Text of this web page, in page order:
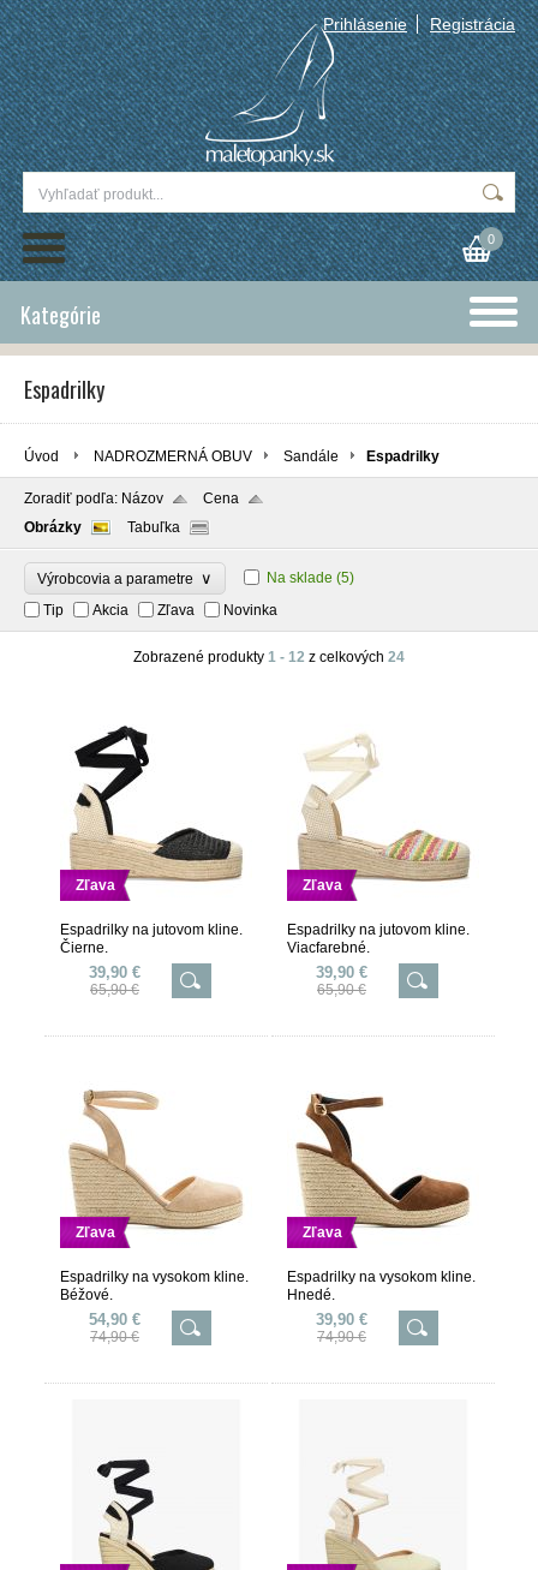
Prihlásenie Registrácia
0
Kategórie
Espadrilky
Úvod NADROZMERNÁ OBUV Sandále Espadrilky
Zoradiť podľa: Názov
Cena
Obrázky
Tabuľka
Výrobcovia a parametre ∨ Na sklade (5)
Tip
Akcia Zľava Novinka
Zobrazené produkty 1 - 12 z celkových 24
Zľava
Espadrilky na jutovom kline.
Čierne.
39,90 €
65,90 €
Zľava
Espadrilky na jutovom kline.
Viacfarebné.
39,90 €
65,90 €
Zľava
Espadrilky na vysokom kline.
Béžové.
54,90 €
74,90 €
Zľava
Espadrilky na vysokom kline.
Hnedé.
39,90 €
74,90 €